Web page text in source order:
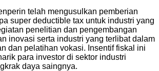
telah mengusulkan pemberian
super deductible tax untuk industri yang
penelitian dan pengembangan
inovasi serta industri yang terlibat dalam
dan pelatihan vokasi. Insentif fiskal ini
para investor di sektor industri
daya saingnya.